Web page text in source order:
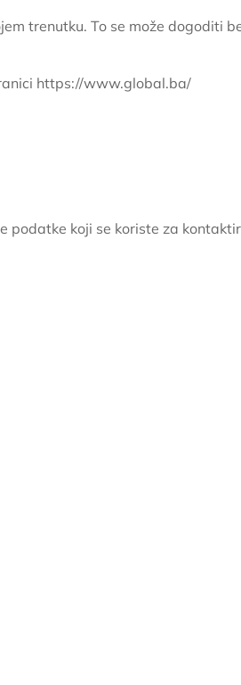
trenutku. To se može dogoditi
https://www.global.ba/
podatke koji se koriste za